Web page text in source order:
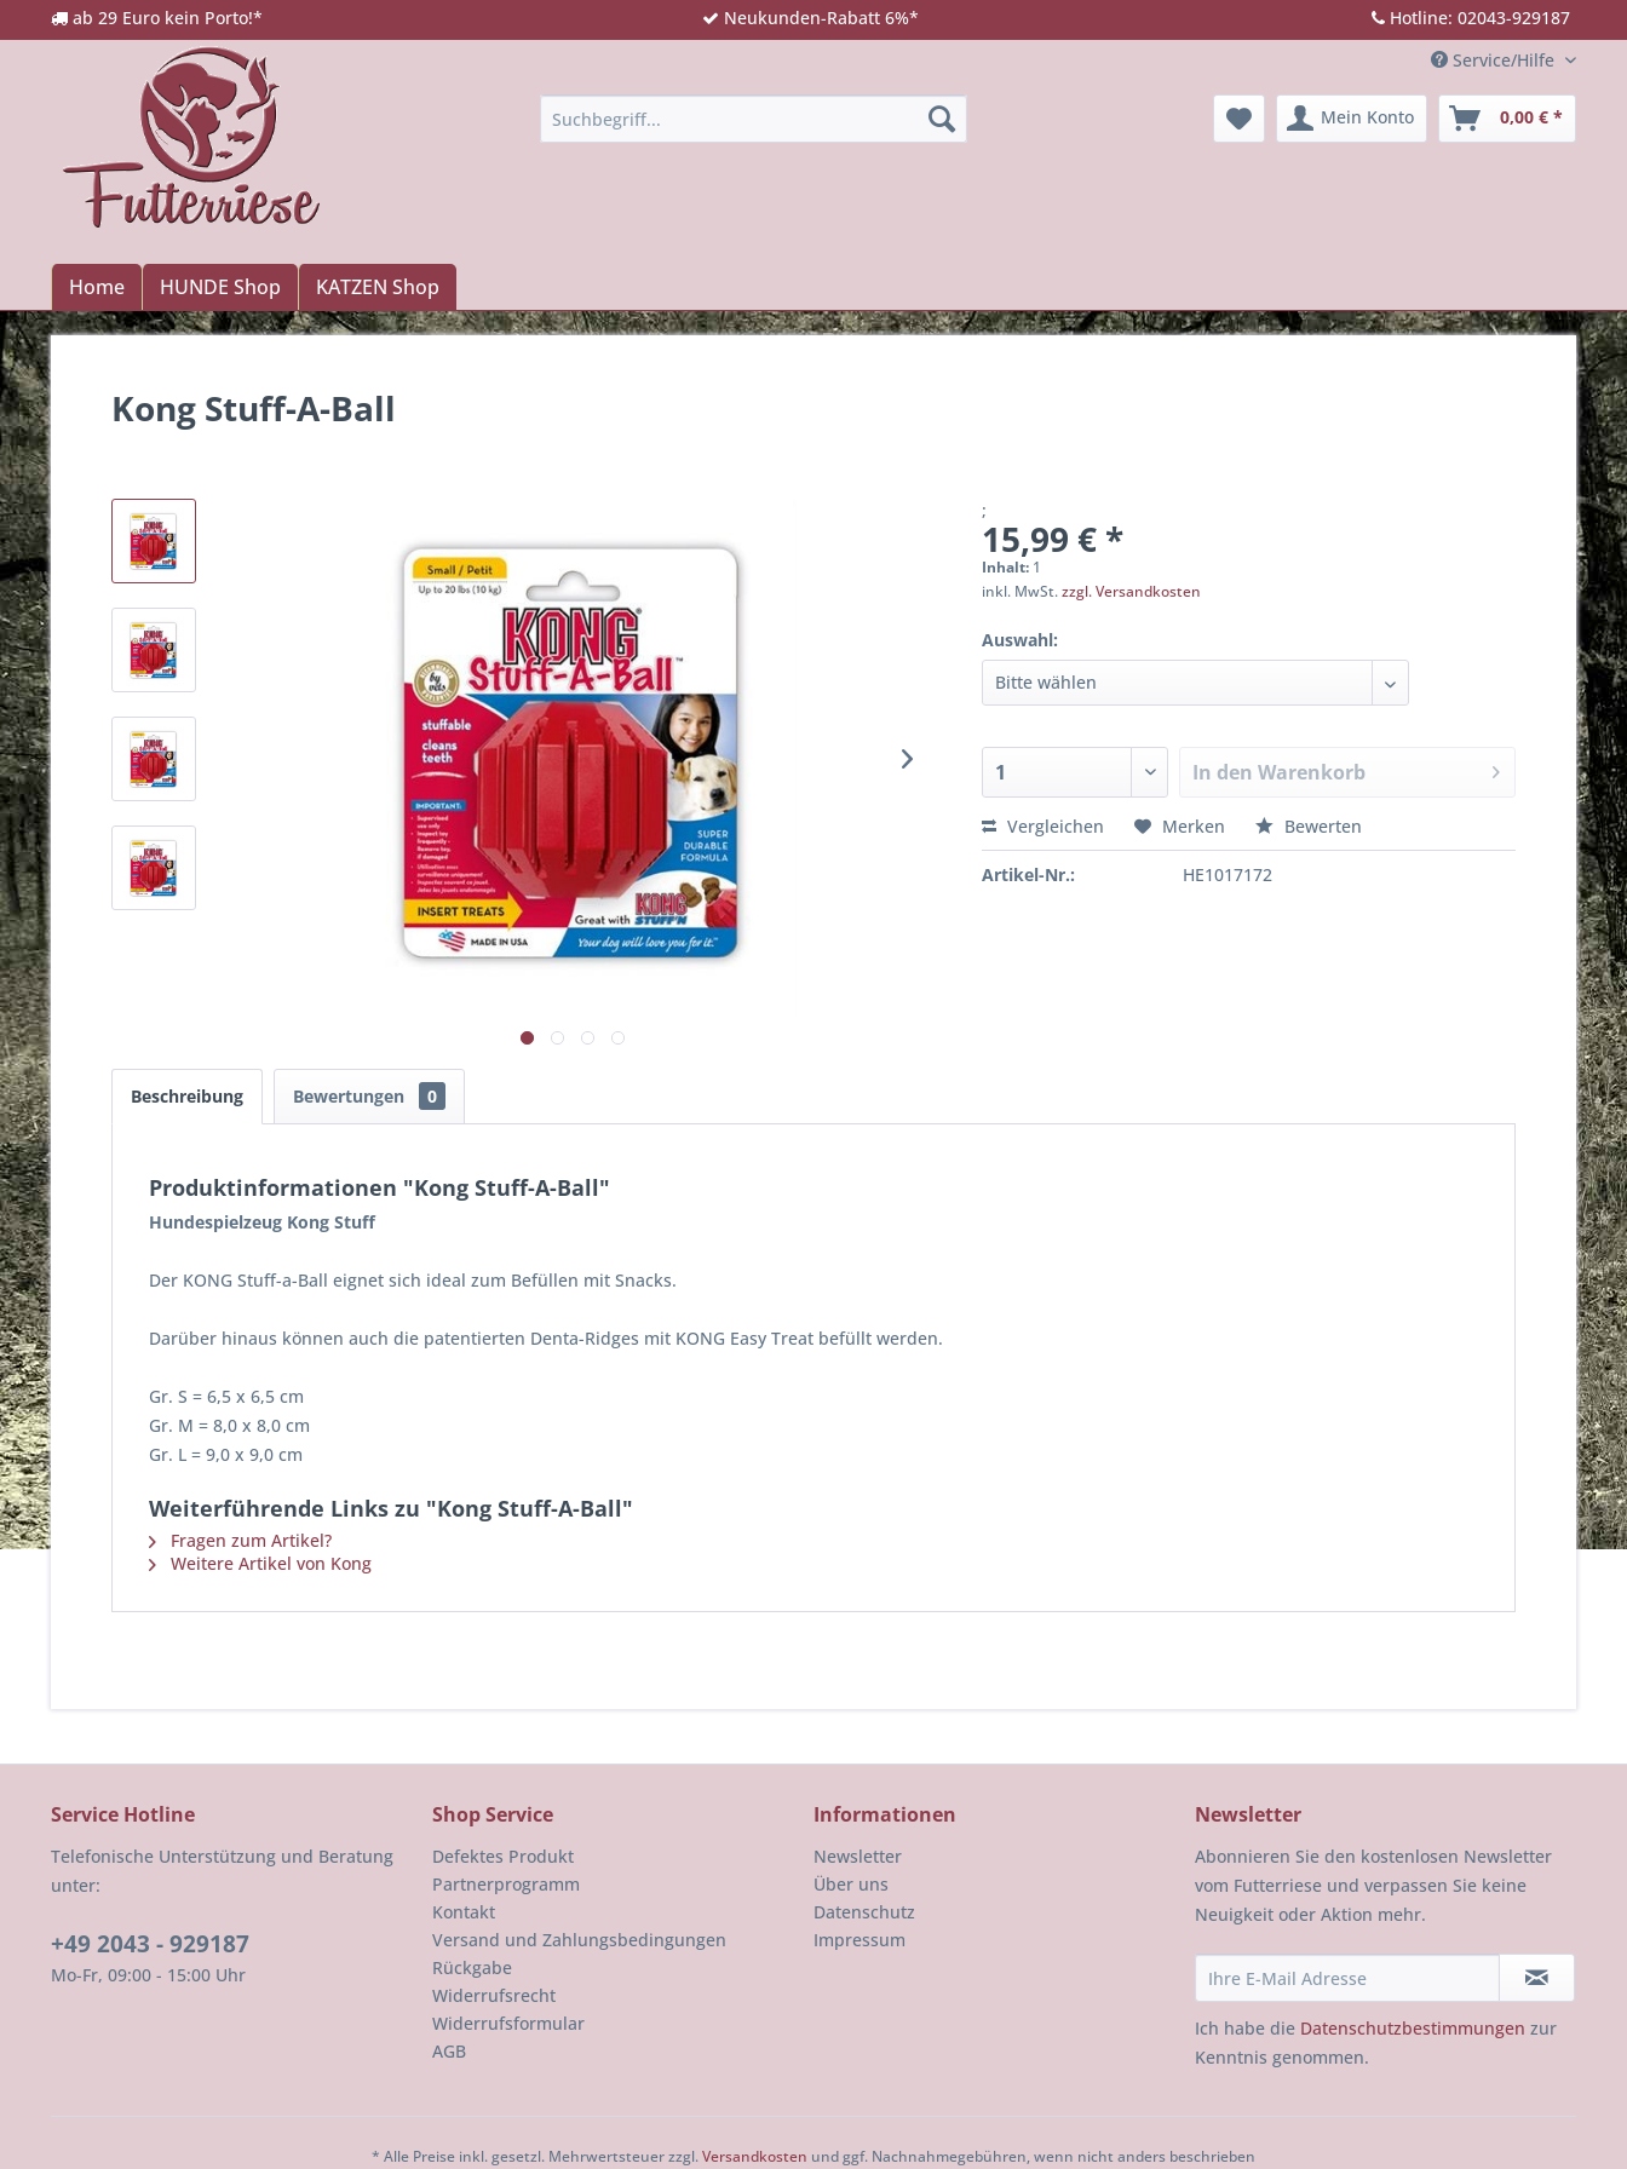
ab 29 Euro kein Porto!* Neukunden-Rabatt 6%*
Hotline: 02043-929187
Service/Hilfe
Mein Konto 0,00 € *
Home HUNDE Shop KATZEN Shop
Kong Stuff-A-Ball
;
15,99 € *
Inhalt: 1
inkl. MwSt.zzgl. Versandkosten
Auswahl:
In den Warenkorb
Vergleichen Merken Bewerten
Artikel-Nr.: HE1017172
Beschreibung Bewertungen 0
Produktinformationen "Kong Stuff-A-Ball"
Hundespielzeug Kong Stuff
Der KONG Stuff-a-Ball eignet sich ideal zum Befüllen mit Snacks.
Darüber hinaus können auch die patentierten Denta-Ridges mit KONG Easy Treat befüllt werden.
Gr. S = 6,5 x 6,5 cm
Gr. M = 8,0 x 8,0 cm
Gr. L = 9,0 x 9,0 cm
Weiterführende Links zu "Kong Stuff-A-Ball"
Fragen zum Artikel?
Weitere Artikel von Kong
Service Hotline
Telefonische Unterstützung und Beratung
unter:
+49 2043 - 929187
Mo-Fr, 09:00 - 15:00 Uhr
Shop Service
Defektes Produkt
Partnerprogramm
Kontakt
Versand und Zahlungsbedingungen
Rückgabe
Widerrufsrecht
Widerrufsformular
AGB
Informationen
Newsletter
Über uns
Datenschutz
Impressum
Newsletter
Abonnieren Sie den kostenlosen Newsletter
vom Futterriese und verpassen Sie keine
Neuigkeit oder Aktion mehr.
Ich habe die Datenschutzbestimmungen zur
Kenntnis genommen.
* Alle Preise inkl. gesetzl. Mehrwertsteuer zzgl.Versandkosten und ggf. Nachnahmegebühren, wenn nicht anders beschrieben